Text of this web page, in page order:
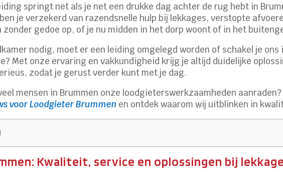
springt net als je net een drukke dag achter de rug hebt in
je verzekerd van razendsnelle hulp bij lekkages, verstopte
gedoe op, of je nu midden in het dorp woont of in het
nodig, moet er een leiding omgelegd worden of schakel je ons
Met onze ervaring en vakkundigheid krijg je altijd duidelijke
zodat je gerust verder kunt met je dag.
mensen in Brummen onze loodgieterswerkzaamheden
voor Loodgieter Brummen en ontdek waarom wij uitblinken in
Kwaliteit, service en oplossingen bij